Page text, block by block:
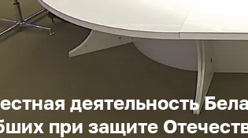
деятельность
при защите